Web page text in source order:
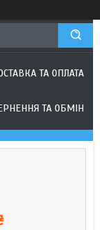
ТА ОПЛАТА
ТА ОБМІН